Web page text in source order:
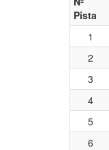
Pista
1
2
3
4
5
6